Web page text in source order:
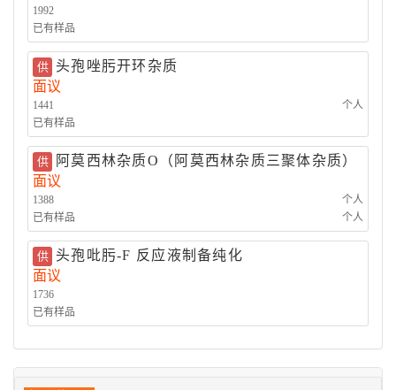
1992
已有样品
供
头孢唑肟开环杂质
面议
1441
已有样品
个人
供
阿莫西林杂质O（阿莫西林杂质三聚体杂质）
面议
1388
已有样品
个人
个人
供
头孢吡肟-F 反应液制备纯化
面议
1736
已有样品